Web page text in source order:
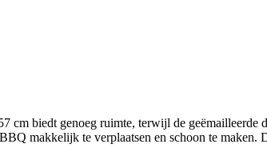
biedt genoeg ruimte, terwijl de geëmailleerde
makkelijk te verplaatsen en schoon te maken.